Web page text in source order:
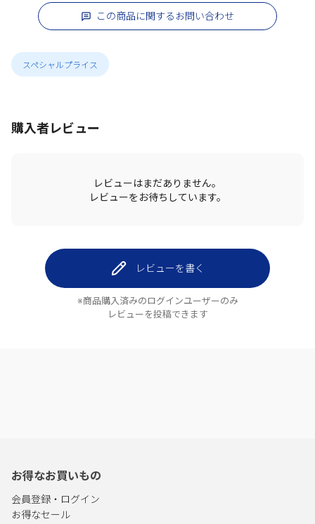
この商品に関するお問い合わせ
スペシャルプライス
購入者レビュー
レビューはまだありません。
レビューをお待ちしています。
レビューを書く
※商品購入済みのログインユーザーのみ
レビューを投稿できます
お得なお買いもの
会員登録・ログイン
お得なセール